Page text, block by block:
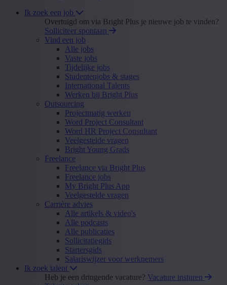
Ik zoek een job
Overtuigd om via Bright Plus je nieuwe job te vinden?
Solliciteer spontaan
Vind een job
Alle jobs
Vaste jobs
Tijdelijke jobs
Studentenjobs & stages
International Talents
Werken bij Bright Plus
Outsourcing
Projectmatig werken
Word Project Consultant
Word HR Project Consultant
Veelgestelde vragen
Bright Young Grads
Freelance
Freelance via Bright Plus
Freelance jobs
My Bright Plus App
Veelgestelde vragen
Carrière advies
Alle artikels & video's
Alle podcasts
Alle publicaties
Sollicitatiegids
Startersgids
Salariswijzer voor werknemers
Ik zoek talent
Heb je een dringende vacature? Vacature insturen